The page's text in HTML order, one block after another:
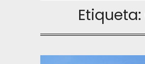
Etiqueta: